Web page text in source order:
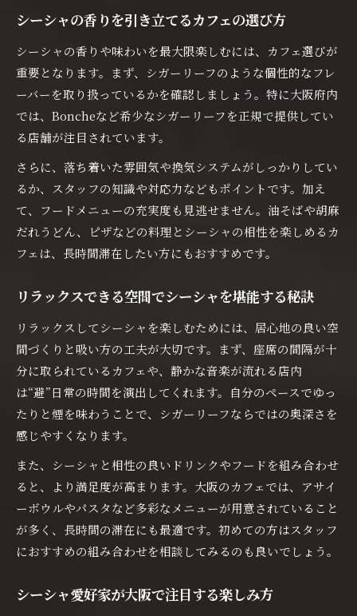
シーシャの香りを引き立てるカフェの選び方
シーシャの香りや味わいを最大限楽しむには、カフェ選びが
重要となります。まず、シガーリーフのような個性的なフレ
ーバーを取り扱っているかを確認しましょう。特に大阪府内
では、Boncheなど希少なシガーリーフを正規で提供してい
る店舗が注目されています。
さらに、落ち着いた雰囲気や換気システムがしっかりしてい
るか、スタッフの知識や対応力などもポイントです。加え
て、フードメニューの充実度も見逃せません。油そばや胡麻
だれうどん、ピザなどの料理とシーシャの相性を楽しめるカ
フェは、長時間滞在したい方にもおすすめです。
リラックスできる空間でシーシャを堪能する秘訣
リラックスしてシーシャを楽しむためには、居心地の良い空
間づくりと吸い方の工夫が大切です。まず、座席の間隔が十
分に取られているカフェや、静かな音楽が流れる店内
は“避”日常の時間を演出してくれます。自分のペースでゆっ
たりと煙を味わうことで、シガーリーフならではの奥深さを
感じやすくなります。
また、シーシャと相性の良いドリンクやフードを組み合わせ
ると、より満足度が高まります。大阪のカフェでは、アサイ
ーボウルやパスタなど多彩なメニューが用意されていること
が多く、長時間の滞在にも最適です。初めての方はスタッフ
におすすめの組み合わせを相談してみるのも良いでしょう。
シーシャ愛好家が大阪で注目する楽しみ方